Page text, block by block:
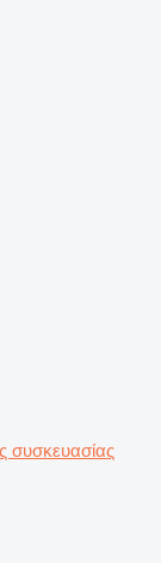
συσκευασίας